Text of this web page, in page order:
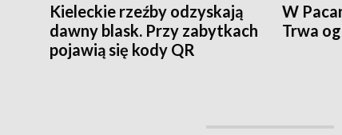
Kieleckie rzeźby odzyskają
dawny blask. Przy zabytkach
pojawią się kody QR
W
Trwa